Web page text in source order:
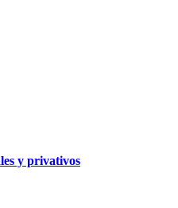
y privativos